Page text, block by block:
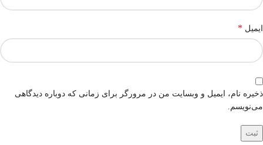
ایمیل *
ذخیره نام، ایمیل و وبسایت من در مرورگر برای زمانی که دوباره دیدگاهی
می‌نویسم.